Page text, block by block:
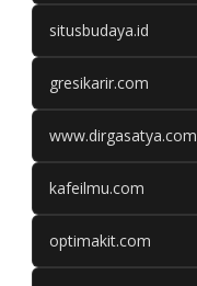
situsbudaya.id
gresikarir.com
www.dirgasatya.com
kafeilmu.com
optimakit.com